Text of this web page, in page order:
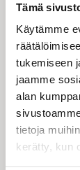
Tämä
Käytämme
tukemiseen
jaamme
alan
tietoja
kerätty, kun
oli